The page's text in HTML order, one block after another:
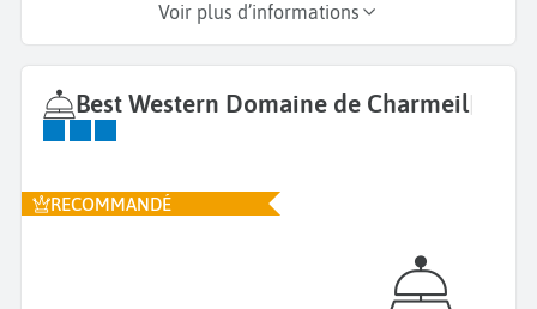
Voir plus d’informations
Best Western Domaine de Charmeil
RECOMMANDÉ